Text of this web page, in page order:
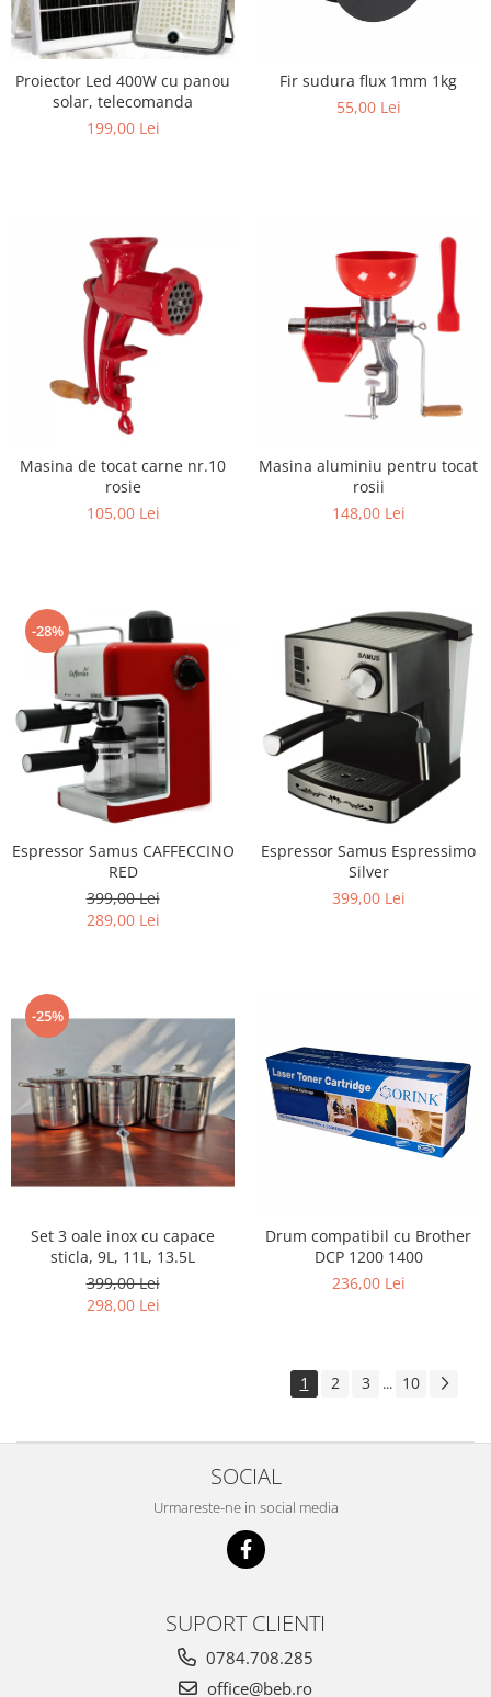
Proiector Led 400W cu panou
solar, telecomanda
199,00 Lei
Fir sudura flux 1mm 1kg
55,00 Lei
Masina de tocat carne nr.10
rosie
105,00 Lei
Masina aluminiu pentru tocat
rosii
148,00 Lei
-28%
Espressor Samus CAFFECCINO
RED
399,00 Lei
289,00 Lei
Espressor Samus Espressimo
Silver
399,00 Lei
-25%
Set 3 oale inox cu capace
sticla, 9L, 11L, 13.5L
399,00 Lei
298,00 Lei
Drum compatibil cu Brother
DCP 1200 1400
236,00 Lei
1 2 3 ... 10
SOCIAL
Urmareste-ne in social media
SUPORT CLIENTI
0784.708.285
office@beb.ro